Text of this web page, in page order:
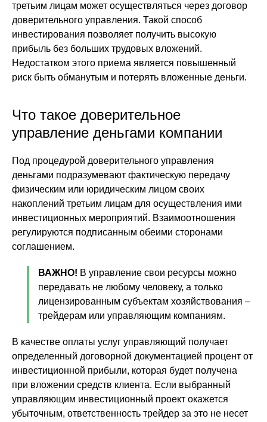
третьим лицам может осуществляться через договор
доверительного управления. Такой способ
инвестирования позволяет получить высокую
прибыль без больших трудовых вложений.
Недостатком этого приема является повышенный
риск быть обманутым и потерять вложенные деньги.
Что такое доверительное
управление деньгами компании
Под процедурой доверительного управления
деньгами подразумевают фактическую передачу
физическим или юридическим лицом своих
накоплений третьим лицам для осуществления ими
инвестиционных мероприятий. Взаимоотношения
регулируются подписанным обеими сторонами
соглашением.
ВАЖНО! В управление свои ресурсы можно
передавать не любому человеку, а только
лицензированным субъектам хозяйствования –
трейдерам или управляющим компаниям.
В качестве оплаты услуг управляющий получает
определенный договорной документацией процент от
инвестиционной прибыли, которая будет получена
при вложении средств клиента. Если выбранный
управляющим инвестиционный проект окажется
убыточным, ответственность трейдер за это не несет